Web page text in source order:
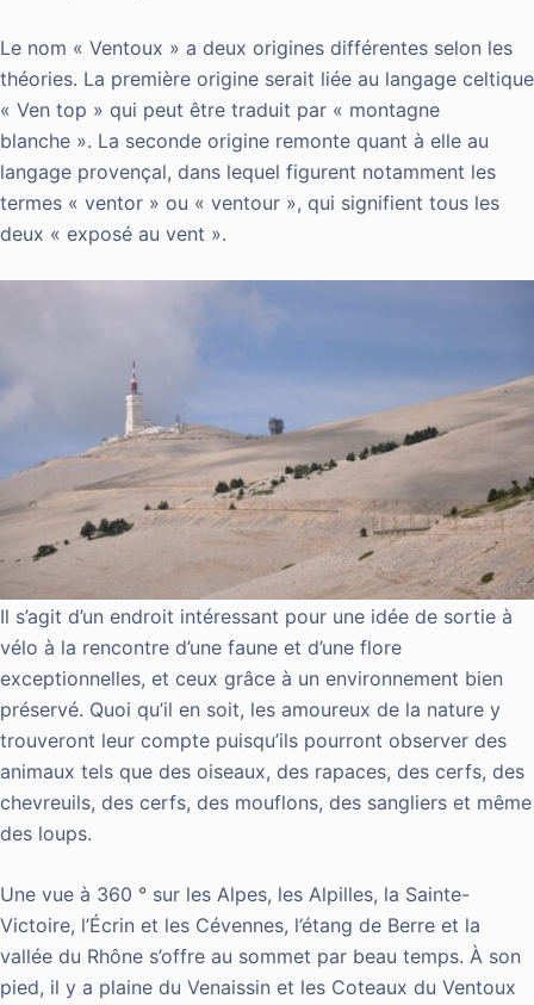
Le nom « Ventoux » a deux origines différentes selon les
théories. La première origine serait liée au langage celtique
« Ven top » qui peut être traduit par « montagne
blanche ». La seconde origine remonte quant à elle au
langage provençal, dans lequel figurent notamment les
termes « ventor » ou « ventour », qui signifient tous les
deux « exposé au vent ».
Il s’agit d’un endroit intéressant pour une idée de sortie à
vélo à la rencontre d’une faune et d’une flore
exceptionnelles, et ceux grâce à un environnement bien
préservé. Quoi qu’il en soit, les amoureux de la nature y
trouveront leur compte puisqu’ils pourront observer des
animaux tels que des oiseaux, des rapaces, des cerfs, des
chevreuils, des cerfs, des mouflons, des sangliers et même
des loups.
Une vue à 360 ° sur les Alpes, les Alpilles, la Sainte-
Victoire, l’Écrin et les Cévennes, l’étang de Berre et la
vallée du Rhône s’offre au sommet par beau temps. À son
pied, il y a plaine du Venaissin et les Coteaux du Ventoux